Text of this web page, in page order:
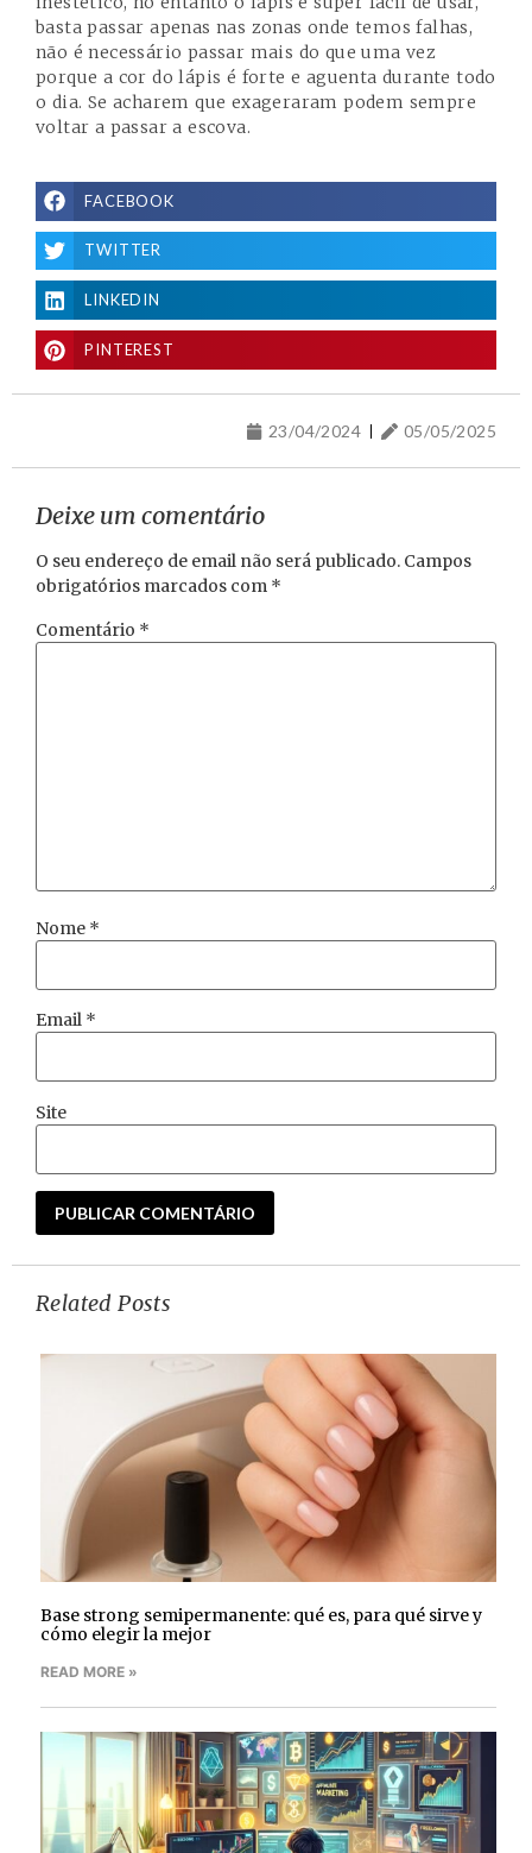
basta passar apenas nas zonas onde temos falhas,
não é necessário passar mais do que uma vez
porque a cor do lápis é forte e aguenta durante todo
o dia. Se acharem que exageraram podem sempre
voltar a passar a escova.
FACEBOOK
TWITTER
LINKEDIN
PINTEREST
23/04/2024 05/05/2025
Deixe um comentário
O seu endereço de email não será publicado. Campos
obrigatórios marcados com *
Comentário *
Nome *
Email *
Site
Related Posts
Base strong semipermanente: qué es, para qué sirve y
cómo elegir la mejor
READ MORE »